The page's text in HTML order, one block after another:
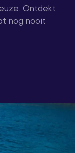
Ontdekt
nog nooit